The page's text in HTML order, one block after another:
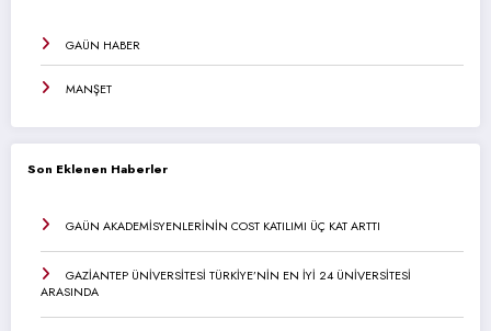
GAÜN HABER
MANŞET
Son Eklenen Haberler
GAÜN AKADEMİSYENLERİNİN COST KATILIMI ÜÇ KAT ARTTI
GAZİANTEP ÜNİVERSİTESİ TÜRKİYE’NİN EN İYİ 24 ÜNİVERSİTESİ
ARASINDA